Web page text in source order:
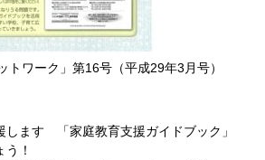
トワーク」第16号（平成29年3月号）
します 「家庭教育支援ガイドブック」
！